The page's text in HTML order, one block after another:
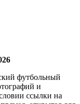
футбольный
и
ссылки на